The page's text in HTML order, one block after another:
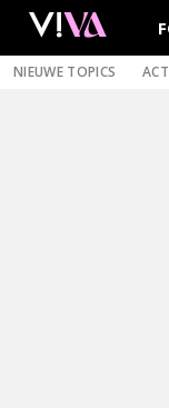
NIEUWE TOPICS